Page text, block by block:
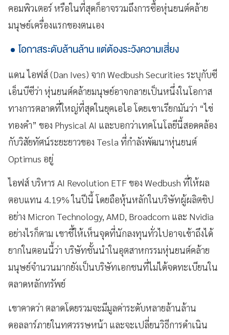
คอมพิวเตอร์ หรือในที่สุดก็อาจรวมถึงการซื้อหุ่นยนต์คล้าย
มนุษย์เครื่องแรกของตนเอง
โอกาสระดับล้านล้าน แต่ต้องระวังความเสี่ยง
แดน ไอฟส์ (Dan Ives) จาก Wedbush Securities ระบุกับซี
เอ็นบีซีว่า หุ่นยนต์คล้ายมนุษย์อาจกลายเป็นหนึ่งในโอกาส
ทางการตลาดที่ใหญ่ที่สุดในยุคเอไอ โดยเขาเรียกมันว่า “ไข่
ทองคำ” ของ Physical AI และบอกว่าเทคโนโลยีนี้สอดคล้อง
กับวิสัยทัศน์ระยะยาวของ Tesla ที่กำลังพัฒนาหุ่นยนต์
Optimus อยู่
ไอฟส์ บริหาร AI Revolution ETF ของ Wedbush ที่ให้ผล
ตอบแทน 4.19% ในปีนี้ โดยถือหุ้นหลักในบริษัทผู้ผลิตชิป
อย่าง Micron Technology, AMD, Broadcom และ Nvidia
อย่างไรก็ตาม เขาชี้ให้เห็นจุดที่นักลงทุนทั่วไปอาจเข้าถึงได้
ยากในตอนนี้ว่า บริษัทชั้นนำในอุตสาหกรรมหุ่นยนต์คล้าย
มนุษย์จำนวนมากยังเป็นบริษัทเอกชนที่ไม่ได้จดทะเบียนใน
ตลาดหลักทรัพย์
เขาคาดว่า ตลาดโดยรวมจะมีมูลค่าระดับหลายล้านล้าน
ดอลลาร์ภายในทศวรรษหน้า และจะเปลี่ยนวิธีการดำเนิน